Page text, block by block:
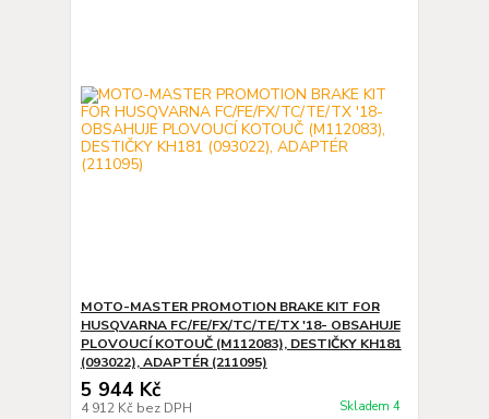
MOTO-MASTER PROMOTION BRAKE KIT FOR
HUSQVARNA FC/FE/FX/TC/TE/TX '18- OBSAHUJE
PLOVOUCÍ KOTOUČ (M112083), DESTIČKY KH181
(093022), ADAPTÉR (211095)
5 944 Kč
4 912 Kč bez DPH Skladem 4